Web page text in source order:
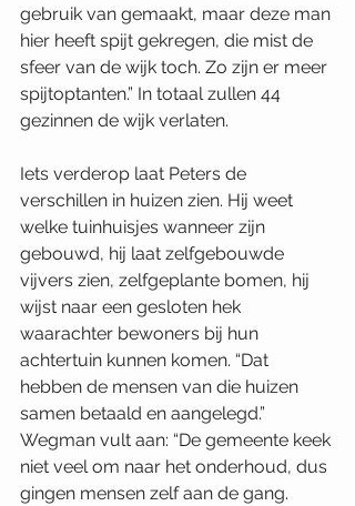
gebruik van gemaakt, maar deze man
hier heeft spijt gekregen, die mist de
sfeer van de wijk toch. Zo zijn er meer
spijtoptanten.” In totaal zullen 44
gezinnen de wijk verlaten.
Iets verderop laat Peters de
verschillen in huizen zien. Hij weet
welke tuinhuisjes wanneer zijn
gebouwd, hij laat zelfgebouwde
vijvers zien, zelfgeplante bomen, hij
wijst naar een gesloten hek
waarachter bewoners bij hun
achtertuin kunnen komen. “Dat
hebben de mensen van die huizen
samen betaald en aangelegd.”
Wegman vult aan: “De gemeente keek
niet veel om naar het onderhoud, dus
gingen mensen zelf aan de gang.